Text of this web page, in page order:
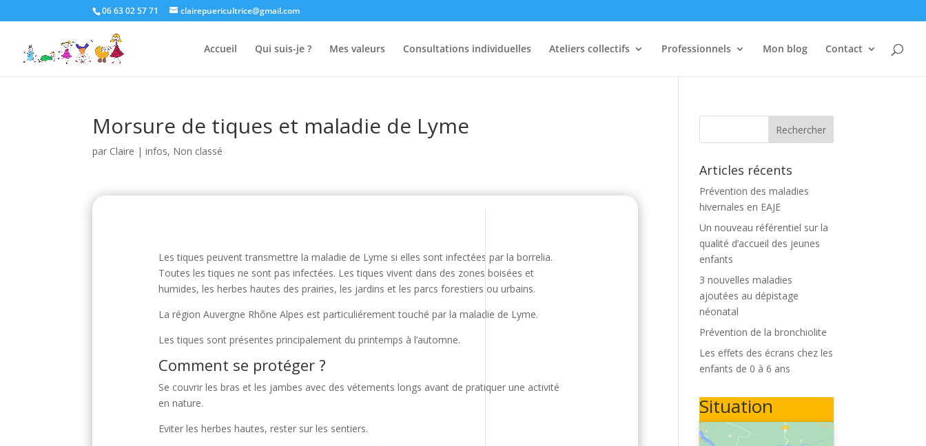
06 63 02 57 71 clairepuericultrice@gmail.com
Accueil Qui suis-je ? Mes valeurs Consultations individuelles Ateliers collectifs Professionnels Mon blog Contact
Morsure de tiques et maladie de Lyme
par Claire |infos, Non classé
Les tiques peuvent transmettre la maladie de Lyme si elles sont infectées par la borrelia.
Toutes les tiques ne sont pas infectées. Les tiques vivent dans des zones boisées et
humides, les herbes hautes des prairies, les jardins et les parcs forestiers ou urbains.
La région Auvergne Rhône Alpes est particuliérement touché par la maladie de Lyme.
Les tiques sont présentes principalement du printemps à l’automne.
Comment se protéger ?
Se couvrir les bras et les jambes avec des vétements longs avant de pratiquer une activité
en nature.
Eviter les herbes hautes, rester sur les sentiers.
Articles récents
Prévention des maladies
hivernales en EAJE
Un nouveau référentiel sur la
qualité d’accueil des jeunes
enfants
3 nouvelles maladies
ajoutées au dépistage
néonatal
Prévention de la bronchiolite
Les effets des écrans chez les
enfants de 0 à 6 ans
Situation